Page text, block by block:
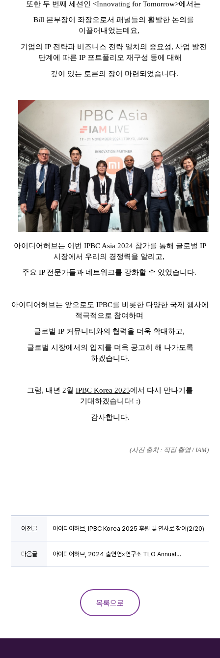
또한 두 번째 세션인<Innovating for Tomorrow>에서는
Bill 본부장이 좌장으로서 패널들의 활발한 논의를
이끌어내었는데요,
기업의 IP 전략과 비즈니스 전략 일치의 중요성, 사업 발전
단계에 따른 IP 포트폴리오 재구성 등에 대해
깊이 있는 토론의 장이 마련되었습니다.
아이디어허브는 이번 IPBC Asia 2024 참가를 통해 글로벌 IP
시장에서 우리의 경쟁력을 알리고,
주요 IP 전문가들과 네트워크를 강화할 수 있었습니다.
아이디어허브는 앞으로도 IPBC를 비롯한 다양한 국제 행사에
적극적으로 참여하며
글로벌 IP 커뮤니티와의 협력을 더욱 확대하고,
글로벌 시장에서의 입지를 더욱 공고히 해 나가도록
하겠습니다.
그럼, 내년 2월 IPBC Korea 2025에서 다시 만나기를
기대하겠습니다! :)
감사합니다.
(사진 출처 : 직접 촬영 / IAM)
이전글 아이디어허브, IPBC Korea 2025 후원 및 연사로 참여(2/20)
다음글
아이디어허브, 2024 출연연x연구소 TLO Annual
목록으로